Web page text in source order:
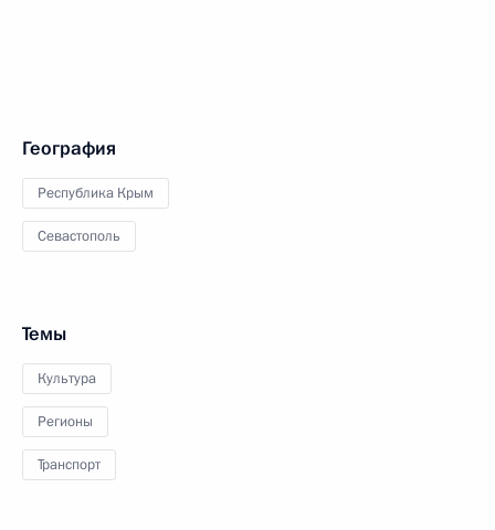
География
Республика Крым
Севастополь
Темы
Культура
Регионы
Транспорт